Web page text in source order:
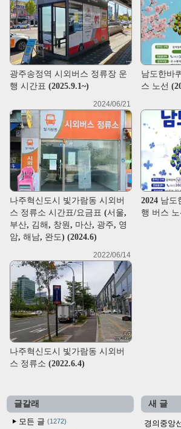
광주송정역 시외버스 정류장 운
행 시간표 (2025.9.1~)
남도한바
스 노선
2024/06/21
나주혁신도시 빛가람동 시외버
스 정류소 시간표/요금표 (서울,
부산, 김해, 창원, 마산, 광주, 영
암, 해남, 완도) (2024.6)
2024 남도
행 버스 노
2022/06/14
나주혁신도시 빛가람동 시외버
스 정류소 (2022.6.4)
글갈래
모든 글
1272
새 글